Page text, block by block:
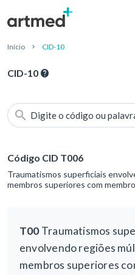
Início CID-10
CID-10
Digite o código ou
Código CID T006
Traumatismos superficiais
membros superiores com
T00Traumatismos
envolvendo regiões
membros superiores